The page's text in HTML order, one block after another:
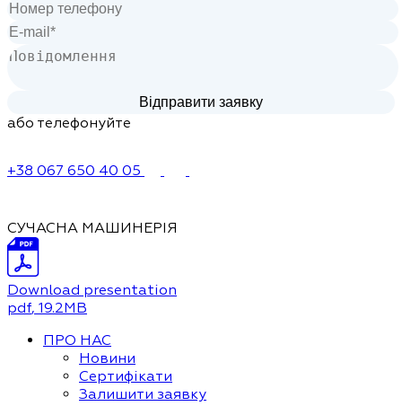
або телефонуйте
+38 067 650 40 05
СУЧАСНА МАШИНЕРІЯ
Download presentation
pdf, 19.2MB
ПРО НАС
Новини
Сертифікати
Залишити заявку